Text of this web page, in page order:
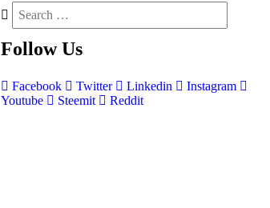
Follow Us
Facebook Twitter Linkedin
Instagram
Youtube
Steemit Reddit